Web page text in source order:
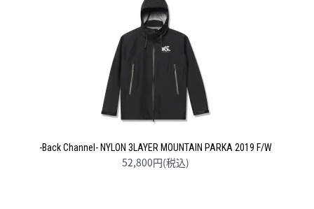
-Back Channel- NYLON 3LAYER MOUNTAIN PARKA 2019 F/W
52,800円(税込)